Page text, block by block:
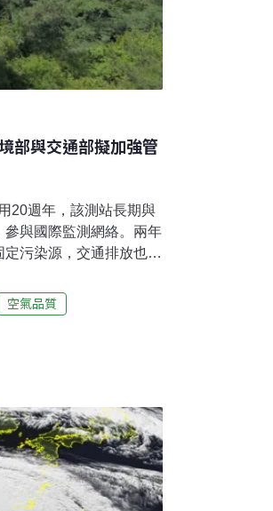
部與交通部擬加強管
20週年，該測站長期與
與國際監測網絡。兩年
污染源，交通排放也占
作研擬道路設計、低污
治理，參考推動國外
，經過兩年前美國國家
空污的原因很複
空氣品質